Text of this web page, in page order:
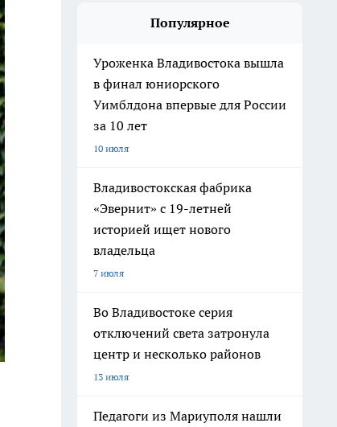
Популярное
Уроженка Владивостока вышла
в финал юниорского
Уимблдона впервые для России
за 10 лет
10 июля
Владивостокская фабрика
«Эвернит» с 19-летней
историей ищет нового
владельца
7 июля
Во Владивостоке серия
отключений света затронула
центр и несколько районов
13 июля
Педагоги из Мариуполя нашли